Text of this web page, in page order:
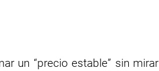
un “precio estable” sin mirar